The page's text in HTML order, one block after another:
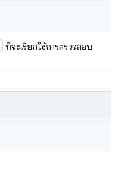
ที่จะเรียกใช้การตรวจสอบ